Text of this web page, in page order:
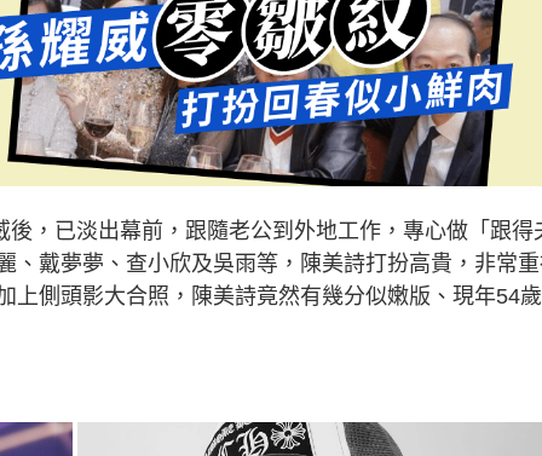
，已淡出幕前，跟隨老公到外地工作，專心做「跟得
、戴夢夢、查小欣及吳雨等，陳美詩打扮高貴，非常
上側頭影大合照，陳美詩竟然有幾分似嫩版、現年54